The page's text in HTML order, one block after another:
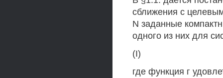
сближения с
N заданные
одного из них для
(I)
где функция г